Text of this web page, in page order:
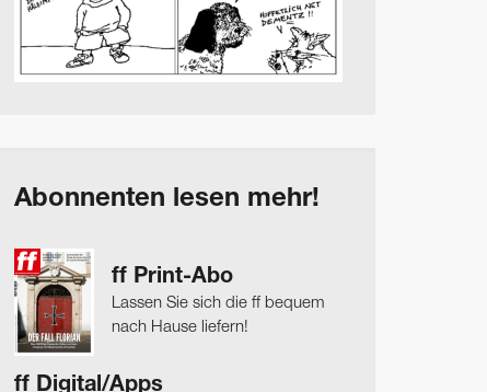
Abonnenten lesen mehr!
ff Print-Abo
Lassen Sie sich die ff bequem
nach Hause liefern!
ff Digital/Apps